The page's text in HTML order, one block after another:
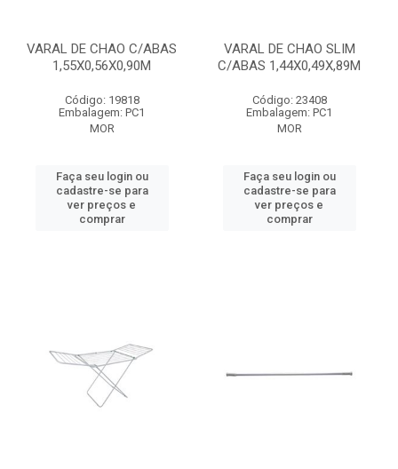
VARAL DE CHAO C/ABAS
1,55X0,56X0,90M
Código: 19818
Embalagem: PC1
MOR
Faça seu login ou
cadastre-se para
ver preços e
comprar
VARAL DE CHAO SLIM
C/ABAS 1,44X0,49X,89M
Código: 23408
Embalagem: PC1
MOR
Faça seu login ou
cadastre-se para
ver preços e
comprar